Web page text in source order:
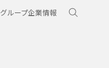
グループ企業情報